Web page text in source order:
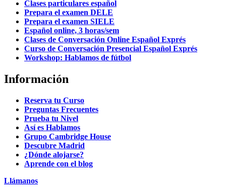
Clases particulares español
Prepara el examen DELE
Prepara el examen SIELE
Español online, 3 horas/sem
Clases de Conversación Online Español Exprés
Curso de Conversación Presencial Español Exprés
Workshop: Hablamos de fútbol
Información
Reserva tu Curso
Preguntas Frecuentes
Prueba tu Nivel
Así es Hablamos
Grupo Cambridge House
Descubre Madrid
¿Dónde alojarse?
Aprende con el blog
Llámanos